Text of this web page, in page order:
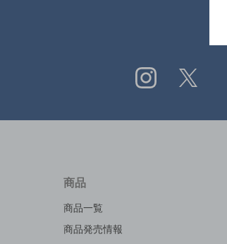
Instagram
商品
商品一覧
商品発売情報